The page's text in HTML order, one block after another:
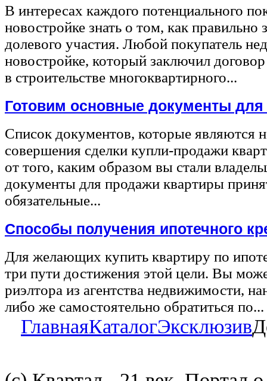
В интересах каждого потенциального
новостройке знать о том, как правильно
долевого участия. Любой покупатель
новостройке, который заключил
в строительстве многоквартирного...
Готовим основные документы
Список документов, которые являются
совершения сделки купли-продажи
от того, каким образом вы стали
документы для продажи квартиры
обязательные...
Способы получения ипотечного
Для желающих купить квартиру по
три пути достижения этой цели. Вы
риэлтора из агентства недвижимости,
либо же самостоятельно обратиться по...
ГлавнаяКаталогЭксклюзив